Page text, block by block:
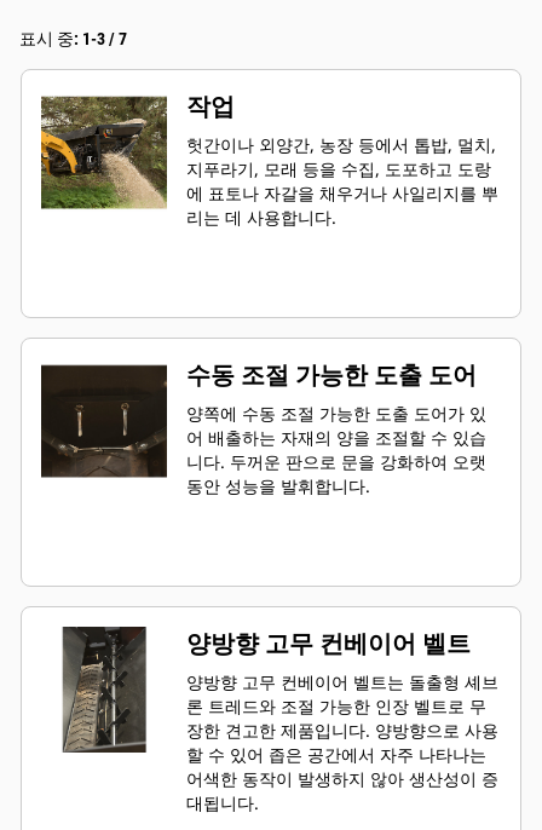
표시 중: 1-3 / 7
작업
헛간이나 외양간, 농장 등에서 톱밥, 멀치,
지푸라기, 모래 등을 수집, 도포하고 도랑
에 표토나 자갈을 채우거나 사일리지를 뿌
리는 데 사용합니다.
수동 조절 가능한 도출 도어
양쪽에 수동 조절 가능한 도출 도어가 있
어 배출하는 자재의 양을 조절할 수 있습
니다. 두꺼운 판으로 문을 강화하여 오랫
동안 성능을 발휘합니다.
양방향 고무 컨베이어 벨트
양방향 고무 컨베이어 벨트는 돌출형 셰브
론 트레드와 조절 가능한 인장 벨트로 무
장한 견고한 제품입니다. 양방향으로 사용
할 수 있어 좁은 공간에서 자주 나타나는
어색한 동작이 발생하지 않아 생산성이 증
대됩니다.